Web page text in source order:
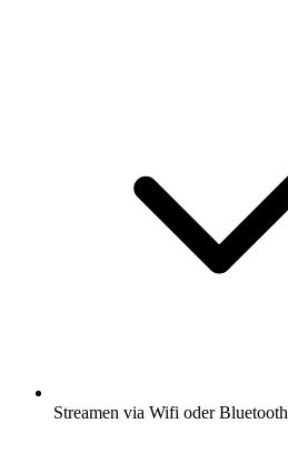
Streamen via Wifi oder Bluetooth